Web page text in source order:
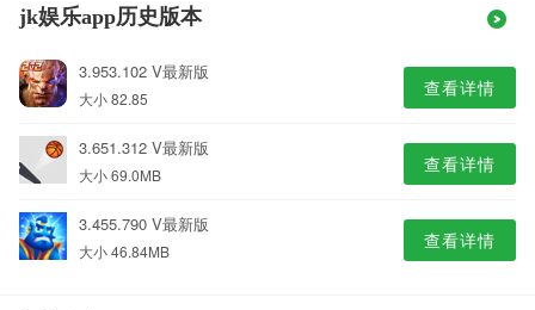
jk娱乐app历史版本
3.953.102 V最新版
大小 82.85 查看详情
3.651.312 V最新版
大小 69.0MB 查看详情
3.455.790 V最新版
大小 46.84MB 查看详情